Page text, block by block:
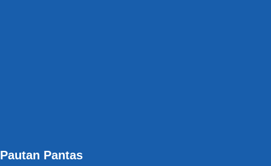
Pautan Pantas